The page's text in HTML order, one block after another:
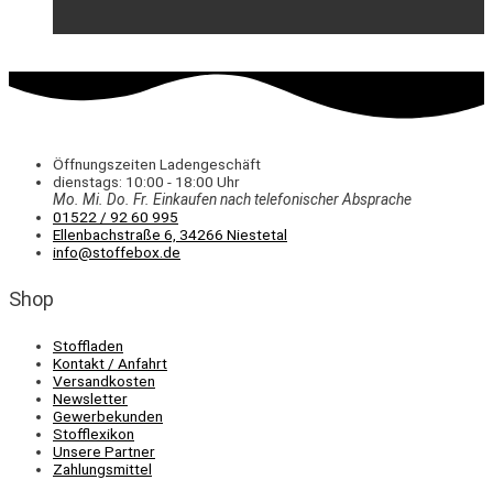
Öffnungszeiten Ladengeschäft
dienstags: 10:00 - 18:00 Uhr
Mo. Mi. Do. Fr. Einkaufennach telefonischer Absprache
01522 / 92 60 995
Ellenbachstraße 6, 34266 Niestetal
info@stoffebox.de
Shop
Stoffladen
Kontakt / Anfahrt
Versandkosten
Newsletter
Gewerbekunden
Stofflexikon
Unsere Partner
Zahlungsmittel